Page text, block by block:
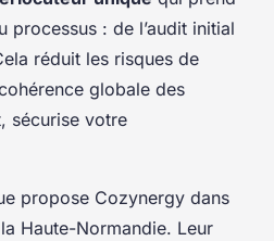
processus : de l’audit initial
réduit les risques de
globale des
sécurise votre
propose Cozynergy dans
Haute-Normandie. Leur